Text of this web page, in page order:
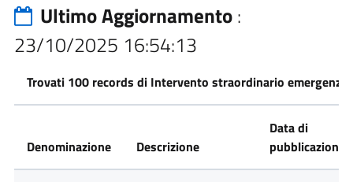
Ultimo Aggiornamento:
23/10/2025 16:54:13
Trovati 100 records di Intervento straordinario emergenza
Denominazione Descrizione
Data di
pubblicazione